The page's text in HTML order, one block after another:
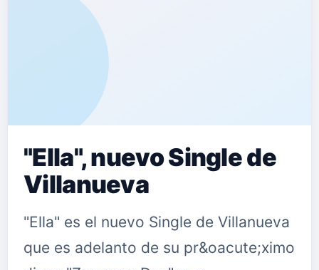
"Ella", nuevo Single de
Villanueva
"Ella" es el nuevo Single de Villanueva
que es adelanto de su pr&oacute;ximo